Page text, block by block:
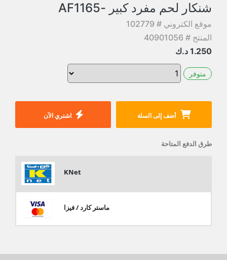
شنكار لحم مفرد كبير -AF1165
موقع الكتروني # 102779
المنتج # 40901056
1.250 د.ك
متوفر
أضف إلى السلة اشتري الآن
طرق الدفع المتاحة
KNet
ماستر كارد / فيزا